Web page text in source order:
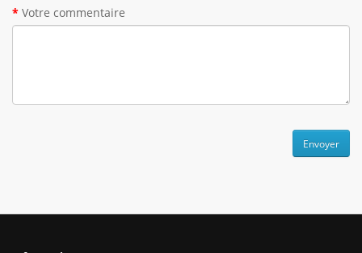
Votre commentaire
Envoyer